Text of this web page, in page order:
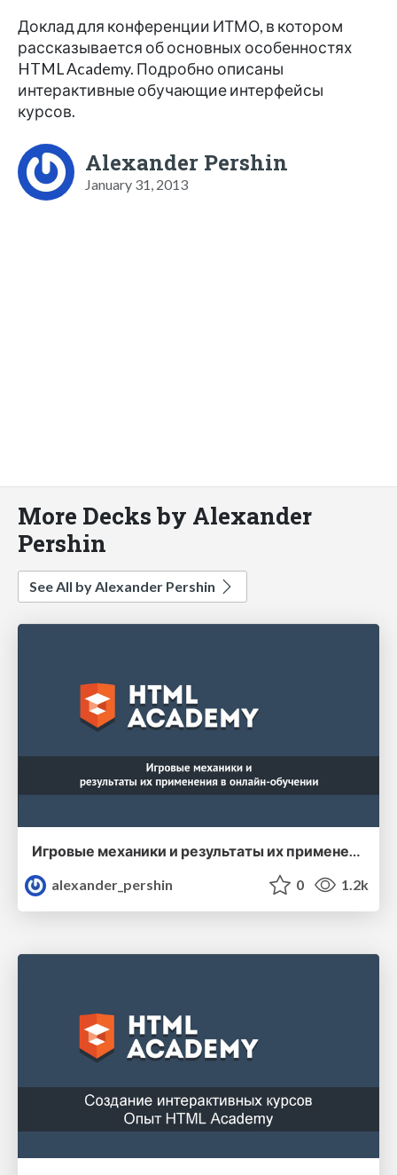
Доклад для конференции ИТМО, в котором
рассказывается об основных особенностях
HTML Academy. Подробно описаны
интерактивные обучающие интерфейсы
курсов.
Alexander Pershin
January 31, 2013
More Decks by Alexander
Pershin
See All by Alexander Pershin
Игровые механики и результаты их применения в онлайн-обучении
alexander_pershin
0 1.2k